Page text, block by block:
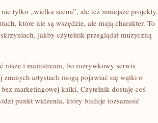
tylko „wielka scena”, ale też mniejsze projekty.
które nie są wszędzie, ale mają charakter. To
jakby czytelnik przeglądał muzyczną
nisze i mainstream, bo rozrywkowy serwis
artystach mogą pojawiać się wątki o
marketingowej kalki. Czytelnik dostaje coś
punkt widzenia, który buduje tożsamość